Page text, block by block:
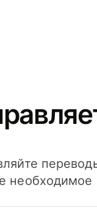
необходимое